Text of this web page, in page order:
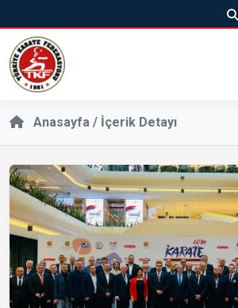
Anasayfa / İçerik Detayı